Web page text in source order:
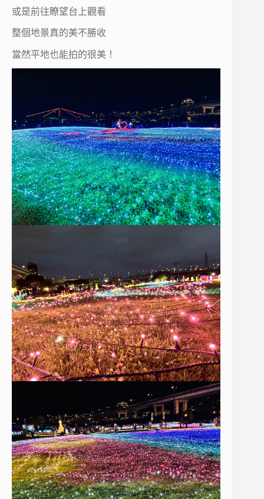
或是前往瞭望台上觀看
整個地景真的美不勝收
當然平地也能拍的很美！